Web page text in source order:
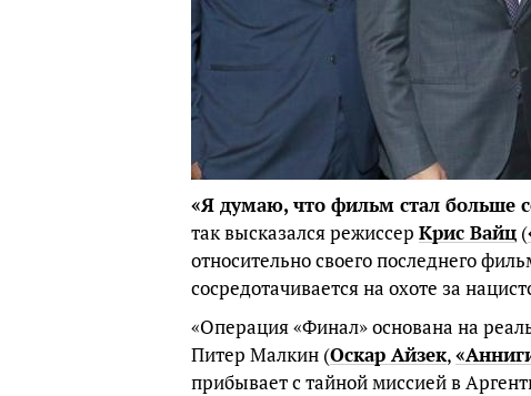
«Я думаю, что фильм стал больше
так высказался режиссер Крис Вайц (
относительно своего последнего
сосредотачивается на охоте за
«Операция «Финал» основана на
Питер Малкин (Оскар Айзек,
прибывает с тайной миссией в